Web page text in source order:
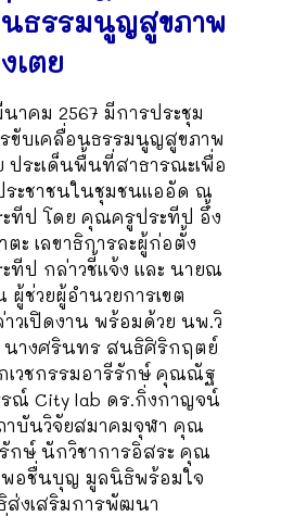
ธรรมนูญสูขภาพ
เตย
าคม 2567 มีการประชุม
ขับเคลื่อนธรรมนูญสูขภาพ
ประเด็นพื้นที่สาธารณะเพื่อ
ระชาชนในชุมชนแออัด ณ
ทีป โดย คุณครูประทีป อึ้ง
ะ เลขาธิการละผู้ก่อตั้ง
ทีป กล่าวชี้แจ้ง และ นายณ
ผู้ช่วยผู้อำนวยการเขต
วเปิดงาน พร้อมด้วย นพ.วิ
นางศรินทร สนธิศิริกฤตย์
เวชกรรมอารีรักษ์ คุณณัฐ
รณ์ City lab ดร.กิ่งกาญจน์
าบันวิจัยสมาคมจุฬา คุณ
กษ์ นักวิชาการอิสระ คุณ
อชื่นบุญ มูลนิธิพร้อมใจ
งเสริมการพัฒนา